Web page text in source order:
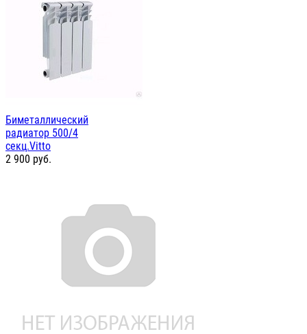
Биметаллический
радиатор 500/4
секц.Vitto
2 900 руб.